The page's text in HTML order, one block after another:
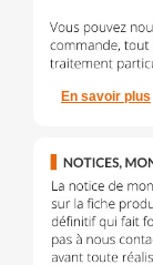
En savoir plus